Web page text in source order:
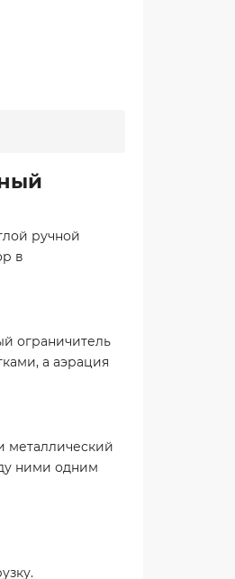
ручной
в
ограничитель
а аэрация
металлический
ними одним